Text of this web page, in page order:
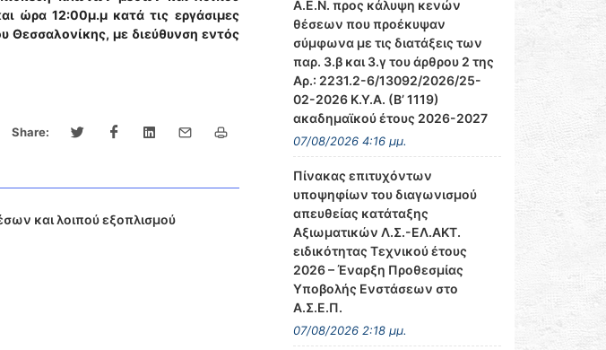
ώρα 12:00μ.μ κατά τις εργάσιμες
Θεσσαλονίκης, με διεύθυνση εντός
Share:
και λοιπού εξοπλισμού
Α.Ε.Ν. προς κάλυψη κενών
θέσεων που προέκυψαν
σύμφωνα με τις διατάξεις των
παρ. 3.β και 3.γ του άρθρου 2 της
Αρ.: 2231.2-6/13092/2026/25-
02-2026 Κ.Υ.Α. (Β’ 1119)
ακαδημαϊκού έτους 2026-2027
07/08/2026 4:16 μμ.
Πίνακας επιτυχόντων
υποψηφίων του διαγωνισμού
απευθείας κατάταξης
Αξιωματικών Λ.Σ.-ΕΛ.ΑΚΤ.
ειδικότητας Τεχνικού έτους
2026 – Έναρξη Προθεσμίας
Υποβολής Ενστάσεων στο
Α.Σ.Ε.Π.
07/08/2026 2:18 μμ.